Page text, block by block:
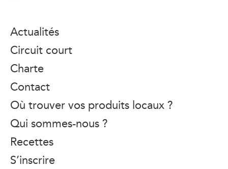
Actualités
Circuit court
Charte
Contact
Où trouver vos produits locaux ?
Qui sommes-nous ?
Recettes
S’inscrire